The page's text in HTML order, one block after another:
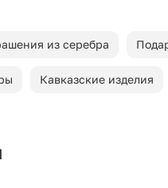
из серебра
Кавказские изделия